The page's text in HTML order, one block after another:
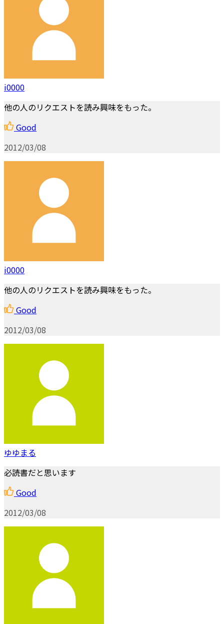
i0000
他の人のリクエストを読み興味をもった。
Good
2012/03/08
i0000
他の人のリクエストを読み興味をもった。
Good
2012/03/08
ゆゆまる
必読書だと思います
Good
2012/03/08